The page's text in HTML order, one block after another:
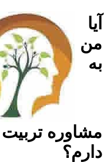
آیا
من
به
مشاوره تربیت
دارم؟